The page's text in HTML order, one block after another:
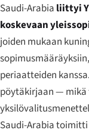
Saudi-Arabia liittyi
koskevaan
joiden mukaan
periaatteiden
pöytäkirjaan — mikä
Saudi-Arabia